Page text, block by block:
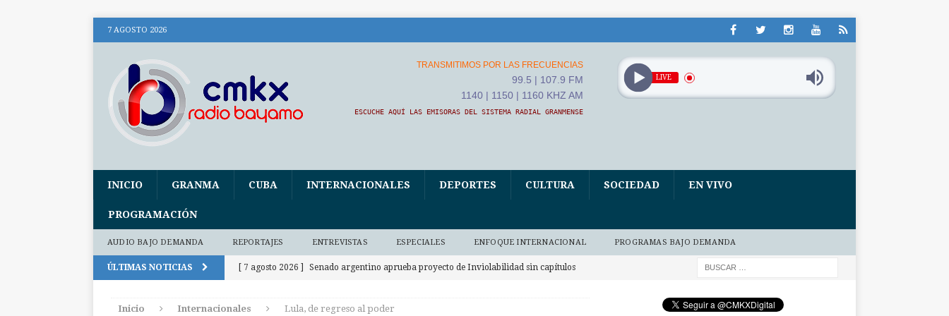
7 AGOSTO 2026
TRANSMITIMOS POR LAS FRECUENCIAS
99.5 | 107.9 FM
1140 | 1150 | 1160 KHZ AM
ESCUCHE AQUÍ LAS EMISORAS DEL SISTEMA RADIAL GRANMENSE
LIVE
INICIO GRANMA CUBA INTERNACIONALES DEPORTES CULTURA SOCIEDAD EN VIVO
PROGRAMACIÓN
AUDIO BAJO DEMANDA REPORTAJES ENTREVISTAS ESPECIALES ENFOQUE INTERNACIONAL PROGRAMAS BAJO DEMANDA
ÚLTIMAS NOTICIAS [ 7 agosto 2026 ] Senado argentino aprueba proyecto de Inviolabilidad sin capítulos
Inicio Internacionales Lula, de regreso al poder